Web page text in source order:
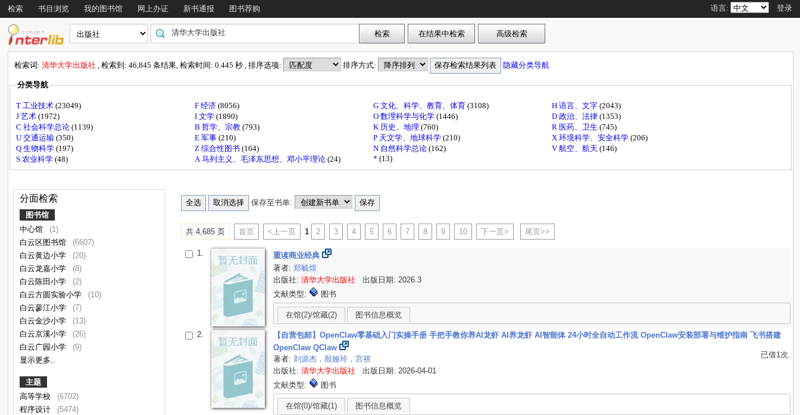
检索 书目浏览 我的图书馆 网上办证 新书通报 图书荐购 语言: 登录
检索词:清华大学出版社, 检索到: 46,845 条结果, 检索时间: 0.445 秒 , 排序选项: 排序方式: 隐藏分类导航
分类导航
T 工业技术(23049) F 经济(8056) G 文化、科学、教育、体育(3108) H 语言、文字(2043)
J 艺术(1972) I 文学(1890) O 数理科学与化学(1446) D 政治、法律(1353)
C 社会科学总论(1139) B 哲学、宗教(793) K 历史、地理(760) R 医药、卫生(745)
U 交通运输(350) E 军事(210) P 天文学、地球科学(210) X 环境科学、安全科学(206)
Q 生物科学(197) Z 综合性图书(164) N 自然科学总论(162) V 航空、航天(146)
S 农业科学(48) A 马列主义、毛泽东思想、邓小平理论(24) *(13)
分面检索
图书馆
中心馆
(1)
白云区图书馆
(6607)
白云黄边小学
(20)
白云龙嘉小学
(8)
白云陈田小学
(2)
白云方圆实验小学
(10)
白云蓼江小学
(7)
白云金沙小学
(13)
白云京溪小学
(26)
白云广园小学
(9)
显示更多..
主题
高等学校
(6702)
程序设计
(5474)
保存至书单:
共 4,685 页 首页 <上一页 1 2 3 4 5 6 7 8 9 10 下一页> 尾页>>
1.
重读商业经典
著者:郑毓煌
出版社:清华大学出版社 出版日期: 2026.3
文献类型:
图书
在馆(2)/馆藏(2) 图书信息概览
2.
【自营包邮】OpenClaw零基础入门实操手册 手把手教你养AI龙虾 AI养龙虾 AI智能体 24小时全自动工作流 OpenClaw安装部署与维护指南 飞书搭建
OpenClaw QClaw
已借1次.
著者:刘源杰，殷娅玲，宫祺
出版社:清华大学出版社 出版日期: 2026-04-01
文献类型:
图书
在馆(0)/馆藏(1) 图书信息概览